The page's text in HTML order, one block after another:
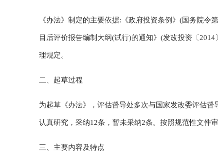
《办法》制定的主要依据:《政府投资条例》(国务院
目后评价报告编制大纲(试行)的通知》(发改投资〔
理规定。
二、起草过程
为起草《办法》，评估督导处多次与国家发改委评估
认真研究，采纳12条，暂未采纳2条。按照规范性文件
三、主要内容及特点